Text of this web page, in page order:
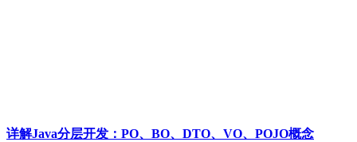
详解Java分层开发：PO、BO、DTO、VO、POJO概念